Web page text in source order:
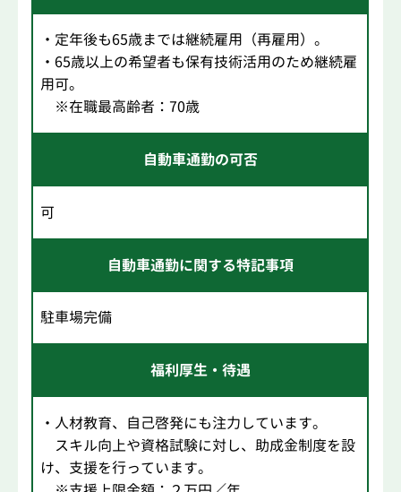
・定年後も65歳までは継続雇用（再雇用）。
・65歳以上の希望者も保有技術活用のため継続雇
用可。
※在職最高齢者：70歳
自動車通勤の可否
可
自動車通勤に関する特記事項
駐車場完備
福利厚生・待遇
・人材教育、自己啓発にも注力しています。
スキル向上や資格試験に対し、助成金制度を設
け、支援を行っています。